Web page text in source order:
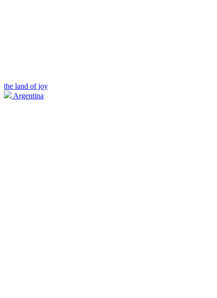
the land of joy
Argentina